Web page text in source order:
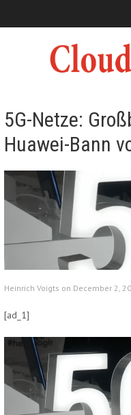
5G-Netze:
Huawei-Bann
Heinrich Voigts on December 2,
[ad_1]